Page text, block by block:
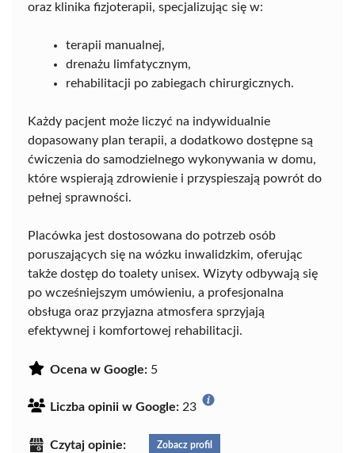
oraz klinika fizjoterapii, specjalizując się w:
terapii manualnej,
drenażu limfatycznym,
rehabilitacji po zabiegach chirurgicznych.
Każdy pacjent może liczyć na indywidualnie
dopasowany plan terapii, a dodatkowo dostępne są
ćwiczenia do samodzielnego wykonywania w domu,
które wspierają zdrowienie i przyspieszają powrót do
pełnej sprawności.
Placówka jest dostosowana do potrzeb osób
poruszających się na wózku inwalidzkim, oferując
także dostęp do toalety unisex. Wizyty odbywają się
po wcześniejszym umówieniu, a profesjonalna
obsługa oraz przyjazna atmosfera sprzyjają
efektywnej i komfortowej rehabilitacji.
Ocena w Google: 5
Liczba opinii w Google: 23
Czytaj opinie: Zobacz profil